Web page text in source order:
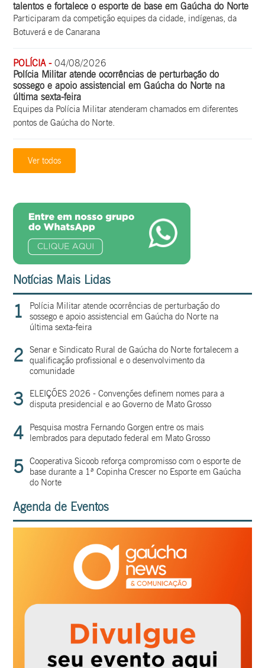
talentos e fortalece o esporte de base em Gaúcha do Norte
Participaram da competição equipes da cidade, indígenas, da
Botuverá e de Canarana
POLÍCIA -04/08/2026
Polícia Militar atende ocorrências de perturbação do
sossego e apoio assistencial em Gaúcha do Norte na
última sexta-feira
Equipes da Polícia Militar atenderam chamados em diferentes
pontos de Gaúcha do Norte.
Ver todos
Notícias Mais Lidas
1
Polícia Militar atende ocorrências de perturbação do
sossego e apoio assistencial em Gaúcha do Norte na
última sexta-feira
2
Senar e Sindicato Rural de Gaúcha do Norte fortalecem a
qualificação profissional e o desenvolvimento da
comunidade
3
ELEIÇÕES 2026 - Convenções definem nomes para a
disputa presidencial e ao Governo de Mato Grosso
4
Pesquisa mostra Fernando Gorgen entre os mais
lembrados para deputado federal em Mato Grosso
5 Cooperativa Sicoob reforça compromisso com o esporte de
base durante a 1ª Copinha Crescer no Esporte em Gaúcha
do Norte
Agenda de Eventos